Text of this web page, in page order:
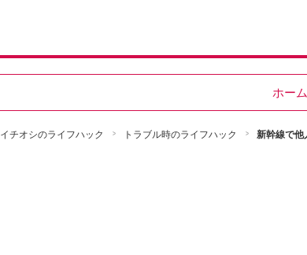
ホー
イチオシのライフハック トラブル時のライフハック 新幹線で他